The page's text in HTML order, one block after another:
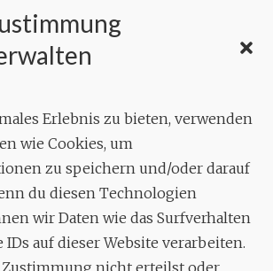
Erlebnis zu bieten, verwenden
wie Cookies, um
zu speichern und/oder darauf
du diesen Technologien
wir Daten wie das Surfverhalten
auf dieser Website verarbeiten.
Zustimmung nicht erteilst oder
KONTAKT
Geschäftsstelle:
Aixheimer Str. 18
70619 Stuttgart
MUSIK
Musikalischer Leiter:
Enrico Trummer